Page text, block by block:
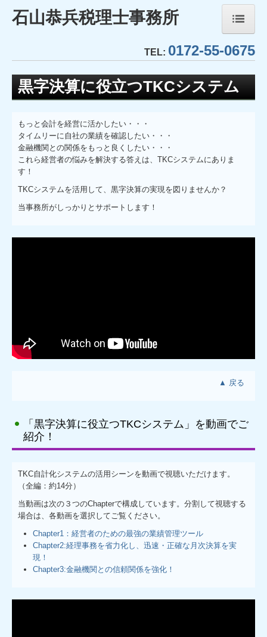
事務所紹介
業務内容
TKCシステムのご紹介
TKCモニタリング情報サービス
社会福祉法人会計DB
FX4クラウド(社福)
石山恭兵税理士事務所
TEL: 0172-55-0675
黒字決算に役立つTKCシステム
もっと会計を経営に活かしたい・・・
タイムリーに自社の業績を確認したい・・・
金融機関との関係をもっと良くしたい・・・
これら経営者の悩みを解決する答えは、TKCシステムにありま
す！
TKCシステムを活用して、黒字決算の実現を図りませんか？
当事務所がしっかりとサポートします！
▲ 戻る
「黒字決算に役立つTKCシステム」を動画でご
紹介！
TKC自計化システムの活用シーンを動画で視聴いただけます。
（全編：約14分）
当動画は次の３つのChapterで構成しています。分割して視聴する
場合は、各動画を選択してご覧ください。
Chapter1：経営者のための最強の業績管理ツール
Chapter2:経理事務を省力化し、迅速・正確な月次決算を実
現！
Chapter3:金融機関との信頼関係を強化！